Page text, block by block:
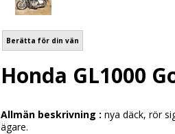
Berätta för din vän
Honda GL1000
Allmän beskrivning : nya däck, rör
ägare.